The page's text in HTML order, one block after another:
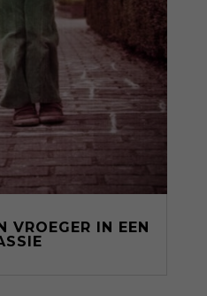
VROEGER IN EEN